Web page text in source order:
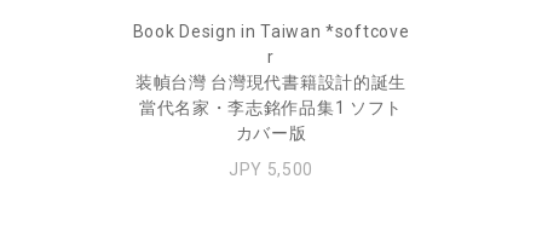
Book Design in Taiwan *softcove
r
装幀台灣 台灣現代書籍設計的誕生
當代名家・李志銘作品集1 ソフト
カバー版
JPY 5,500